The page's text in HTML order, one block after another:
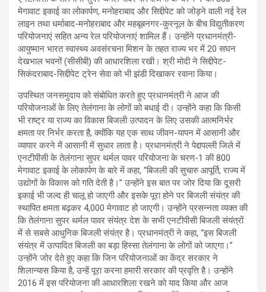
मेगावाट इकाई का लोकार्पण, मनोहराबाद और सिद्दीपेट को जोड़ने वाली नई रेल
लाइन तथा धर्माबाद-मनोहराबाद और महबूबनगर-कुरनूल के बीच विद्युतीकरण
परियोजनाएं सहित अन्य रेल परियोजनाएं शामिल हैं। उन्होंने प्रधानमंत्री-
आयुष्मान भारत स्वास्थ्य अवसंरचना मिशन के तहत राज्य भर में 20 सघन
देखभाल भवनों (सीसीबी) की आधारशिला रखी। श्री मोदी ने सिद्दीपेट-
सिकंदराबाद-सिद्दीपेट ट्रेन सेवा को भी झंडी दिखाकर रवाना किया।
उपस्थित जनसमुदाय को संबोधित करते हुए प्रधानमंत्री ने आज की
परियोजनाओं के लिए तेलंगाना के लोगों को बधाई दी। उन्होंने कहा कि किसी
भी राष्ट्र या राज्य का विकास बिजली उत्पादन के लिए उसकी आत्मनिर्भर
क्षमता पर निर्भर करता है, क्योंकि यह एक साथ जीवन-यापन में आसानी और
व्यापार करने में आसानी में सुधार लाता है। प्रधानमंत्री ने पेद्दापल्ली जिले में
एनटीपीसी के तेलंगाना सुपर थर्मल पावर परियोजना के चरण-1 की 800
मेगावाट इकाई के लोकार्पण के बारे में कहा, “बिजली की सुचारु आपूर्ति, राज्य में
उद्योगों के विकास को गति देती है।” उन्होंने इस बात पर जोर दिया कि दूसरी
इकाई भी जल्द ही चालू हो जाएगी और इसके पूरा होने पर बिजली संयंत्र की
स्थापित क्षमता बढ़कर 4,000 मेगावाट हो जाएगी। उन्होंने प्रसन्नता व्यक्त की
कि तेलंगाना सुपर थर्मल पावर संयंत्र देश के सभी एनटीपीसी बिजली संयंत्रों
में से सबसे आधुनिक बिजली संयंत्र है। प्रधानमंत्री ने कहा, “इस बिजली
संयंत्र में उत्पादित बिजली का बड़ा हिस्सा तेलंगाना के लोगों को जाएगा।”
उन्होंने जोर देते हुए कहा कि जिन परियोजनाओं का केंद्र सरकार ने
शिलान्यास किया है, उन्हें पूरा करना हमारी सरकार की प्रवृत्ति है। उन्होंने
2016 में इस परियोजना की आधारशिला रखने को याद किया और आज